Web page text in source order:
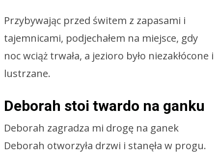
Przybywając przed świtem z zapasami i
tajemnicami, podjechałem na miejsce, gdy
noc wciąż trwała, a jezioro było niezakłócone i
lustrzane.
Deborah stoi twardo na ganku
Deborah zagradza mi drogę na ganek
Deborah otworzyła drzwi i stanęła w progu.